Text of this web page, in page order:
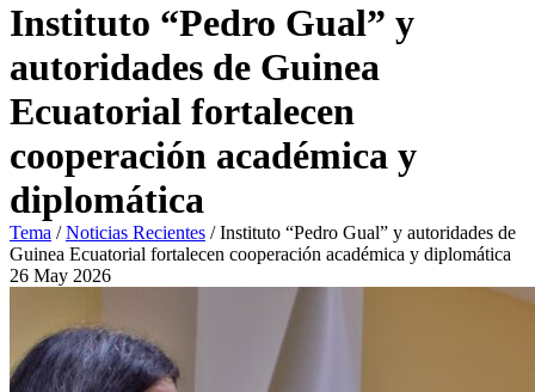
Instituto “Pedro Gual” y
autoridades de Guinea
Ecuatorial fortalecen
cooperación académica y
diplomática
Tema /Noticias Recientes /Instituto “Pedro Gual” y autoridades de
Guinea Ecuatorial fortalecen cooperación académica y diplomática
26 May 2026